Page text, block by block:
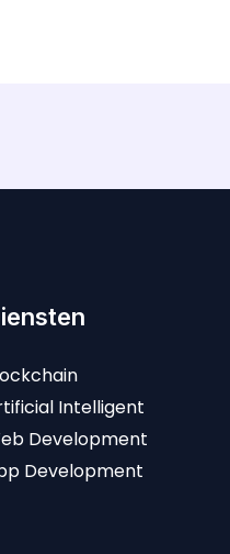
Intelligent
Development
Development